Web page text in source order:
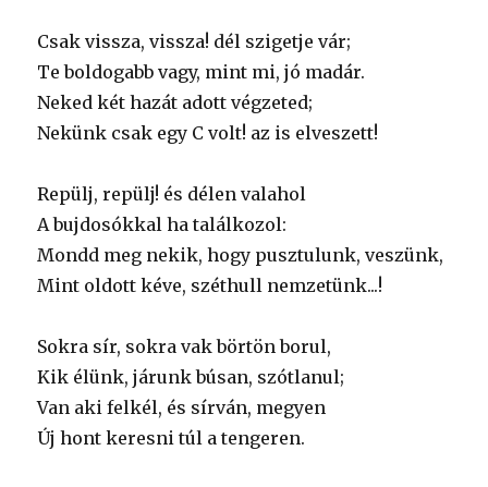
Csak vissza, vissza! dél szigetje vár;
Te boldogabb vagy, mint mi, jó madár.
Neked két hazát adott végzeted;
Nekünk csak egy C volt! az is elveszett!
Repülj, repülj! és délen valahol
A bujdosókkal ha találkozol:
Mondd meg nekik, hogy pusztulunk, veszünk,
Mint oldott kéve, széthull nemzetünk...!
Sokra sír, sokra vak börtön borul,
Kik élünk, járunk búsan, szótlanul;
Van aki felkél, és sírván, megyen
Új hont keresni túl a tengeren.